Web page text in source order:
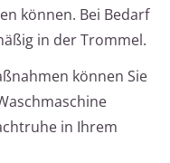
können. Bei Bedarf
in der Trommel.
können Sie
in Ihrem